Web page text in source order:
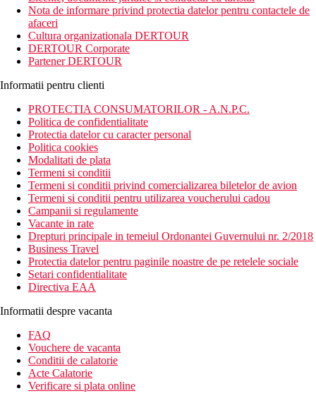
In inima comunitatii Laguna din Phuket, cu numeroasele sale
atractii naturale, culturale si culinare, acest complex de lux din
Phuket se afla la mica distanta de aeroport si de orasul Phuket.
Distanta
18 km distanta de Aeroportul International Phuket
3.3 km distanta de Plaja Bang Tao
Descrierea camerei
Camerele dispun de:
uscator de pat
aer conditionat
aparat pentru preparare ceai / cafea
toaleta
papuci de casa
frigider
TV prin satelit
frigider
halat de baie
seif
aer conditionat (controlat central)
minibar
Descrierea hotelului
camera de bagaje
receptie deschisa non stop
Wifi
aer conditionat
Nota de informare privind protectia datelor pentru contactele de
afaceri
Cultura organizationala DERTOUR
DERTOUR Corporate
Partener DERTOUR
Informatii pentru clienti
PROTECTIA CONSUMATORILOR - A.N.P.C.
Politica de confidentialitate
Protectia datelor cu caracter personal
Politica cookies
Modalitati de plata
Termeni si conditii
Termeni si conditii privind comercializarea biletelor de avion
Termeni si conditii pentru utilizarea voucherului cadou
Campanii si regulamente
Vacante in rate
Drepturi principale in temeiul Ordonantei Guvernului nr. 2/2018
Business Travel
Protectia datelor pentru paginile noastre de pe retelele sociale
Setari confidentialitate
Directiva EAA
Informatii despre vacanta
FAQ
Vouchere de vacanta
Conditii de calatorie
Acte Calatorie
Verificare si plata online